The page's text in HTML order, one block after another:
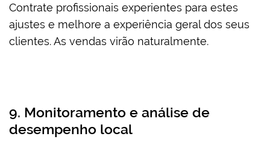
Contrate profissionais experientes para estes
ajustes e melhore a experiência geral dos seus
clientes. As vendas virão naturalmente.
9. Monitoramento e análise de
desempenho local